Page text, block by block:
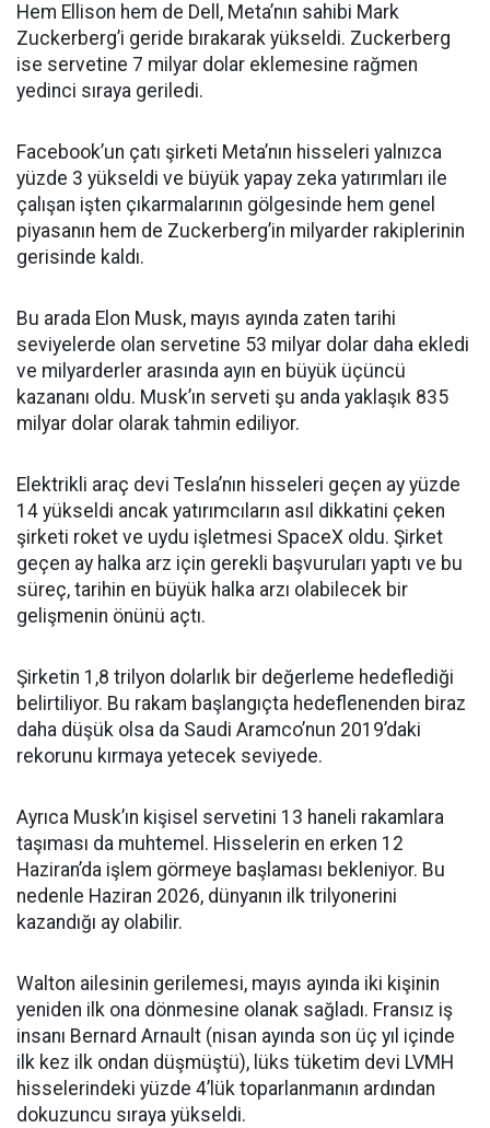
Hem Ellison hem de Dell, Meta’nın sahibi Mark
Zuckerberg’i geride bırakarak yükseldi. Zuckerberg
ise servetine 7 milyar dolar eklemesine rağmen
yedinci sıraya geriledi.
Facebook’un çatı şirketi Meta’nın hisseleri yalnızca
yüzde 3 yükseldi ve büyük yapay zeka yatırımları ile
çalışan işten çıkarmalarının gölgesinde hem genel
piyasanın hem de Zuckerberg’in milyarder rakiplerinin
gerisinde kaldı.
Bu arada Elon Musk, mayıs ayında zaten tarihi
seviyelerde olan servetine 53 milyar dolar daha ekledi
ve milyarderler arasında ayın en büyük üçüncü
kazananı oldu. Musk’ın serveti şu anda yaklaşık 835
milyar dolar olarak tahmin ediliyor.
Elektrikli araç devi Tesla’nın hisseleri geçen ay yüzde
14 yükseldi ancak yatırımcıların asıl dikkatini çeken
şirketi roket ve uydu işletmesi SpaceX oldu. Şirket
geçen ay halka arz için gerekli başvuruları yaptı ve bu
süreç, tarihin en büyük halka arzı olabilecek bir
gelişmenin önünü açtı.
Şirketin 1,8 trilyon dolarlık bir değerleme hedeflediği
belirtiliyor. Bu rakam başlangıçta hedeflenenden biraz
daha düşük olsa da Saudi Aramco’nun 2019’daki
rekorunu kırmaya yetecek seviyede.
Ayrıca Musk’ın kişisel servetini 13 haneli rakamlara
taşıması da muhtemel. Hisselerin en erken 12
Haziran’da işlem görmeye başlaması bekleniyor. Bu
nedenle Haziran 2026, dünyanın ilk trilyonerini
kazandığı ay olabilir.
Walton ailesinin gerilemesi, mayıs ayında iki kişinin
yeniden ilk ona dönmesine olanak sağladı. Fransız iş
insanı Bernard Arnault (nisan ayında son üç yıl içinde
ilk kez ilk ondan düşmüştü), lüks tüketim devi LVMH
hisselerindeki yüzde 4’lük toparlanmanın ardından
dokuzuncu sıraya yükseldi.